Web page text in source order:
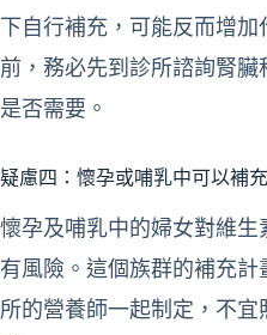
下自行補充，可能反而增
前，務必先到診所諮詢腎
是否需要。
疑慮四：懷孕或哺乳中可以補
懷孕及哺乳中的婦女對維
有風險。這個族群的補充
所的營養師一起制定，不